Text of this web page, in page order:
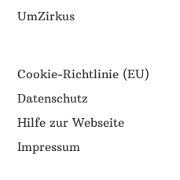
UmZirkus
Cookie-Richtlinie (EU)
Datenschutz
Hilfe zur Webseite
Impressum